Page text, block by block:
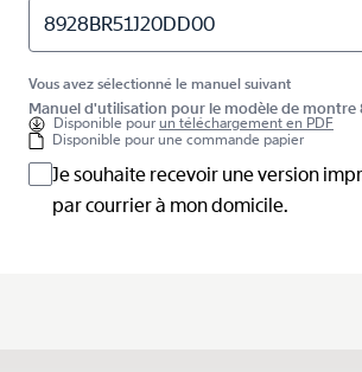
8928BR51J20DD00
Vous avez sélectionné le manuel suivant
Manuel d'utilisation pour le modèle de montre
Disponible pourun téléchargement en PDF
Disponible pour une commande papier
Je souhaite recevoir une version
par courrier à mon domicile.